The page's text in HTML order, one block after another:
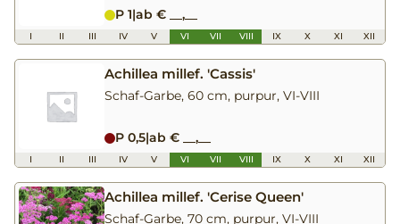
P 1|ab € __,__
I II III IV V VI VII VIII IX X XI XII
Achillea millef. 'Cassis'
Schaf-Garbe, 60 cm, purpur, VI-VIII
P 0,5|ab € __,__
I II III IV V VI VII VIII IX X XI XII
Achillea millef. 'Cerise Queen'
Schaf-Garbe, 70 cm, purpur, VI-VIII